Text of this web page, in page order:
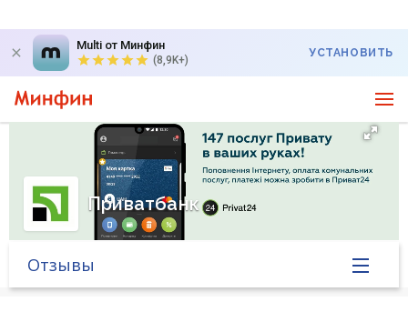
Multi от Минфин
(8,9K+)
УСТАНОВИТЬ
Приватбанк
Отзывы